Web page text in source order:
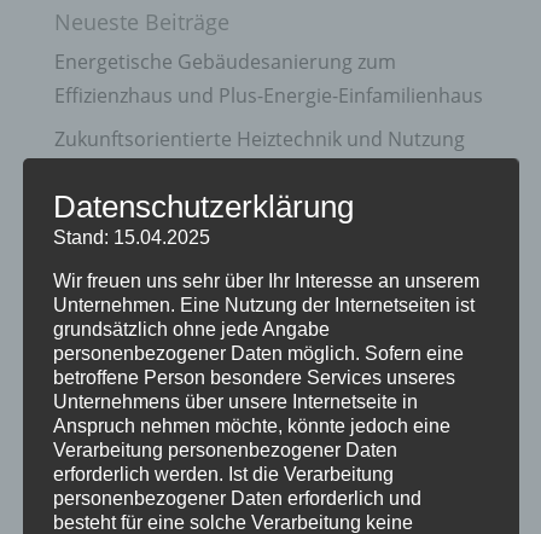
Neueste Beiträge
Energetische Gebäudesanierung zum
Effizienzhaus und Plus-Energie-Einfamilienhaus
Zukunftsorientierte Heiztechnik und Nutzung
20 Jahre Erzgruben Burgberg –
Jubiläumssommer mit vielen besonderen
Erlebnissen
Halbzeit im Mikrozensus
Burgberger Dorfabende
Kategorien
Allgemein
Amtliche Bekanntmachungen
Datenschutzerklärung
Stand: 15.04.2025
Wir freuen uns sehr über Ihr Interesse an unserem
Unternehmen. Eine Nutzung der Internetseiten ist
grundsätzlich ohne jede Angabe
personenbezogener Daten möglich. Sofern eine
betroffene Person besondere Services unseres
Unternehmens über unsere Internetseite in
Anspruch nehmen möchte, könnte jedoch eine
Verarbeitung personenbezogener Daten
erforderlich werden. Ist die Verarbeitung
personenbezogener Daten erforderlich und
besteht für eine solche Verarbeitung keine